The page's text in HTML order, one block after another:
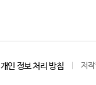
개인 정보 처리 방침 저